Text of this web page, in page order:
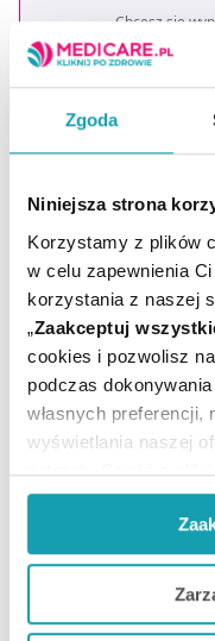
Zgoda
Niniejsza strona
Korzystamy z plików
w celu zapewnienia
korzystania z naszej
„Zaakceptuj
cookies i pozwolisz
podczas
własnych preferencji,
wyświetlania naszej
potrzeb. Część z
do prawidłowego
funkcjonalności. W
korzystasz z naszej
do naszych
Chcesz się